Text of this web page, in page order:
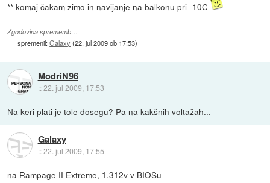
** komaj čakam zimo in navijanje na balkonu pri -10C
Zgodovina sprememb…
spremenil:Galaxy (22. jul 2009 ob 17:53)
ModriN96
::22. jul 2009, 17:53
Na keri plati je tole dosegu? Pa na kakšnih voltažah...
Galaxy
::22. jul 2009, 17:55
na Rampage II Extreme, 1.312v v BIOSu